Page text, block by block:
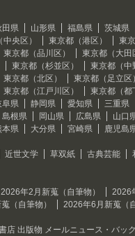
田県 山形県 福島県
茨城県
央区） 東京都（港区）
東
東京都（品川区）
東京都（大田
東京都（杉並区）
東京都（中
東京都（北区）
東京都（足立区
東京都（江戸川区）
東京都（都
阜県 静岡県 愛知県
三重県
島根県 岡山県 広島県
山口
本県 大分県 宮崎県
鹿児島
近世文学 草双紙 古典芸能
2026年2月新蒐（自筆物）
2026
（自筆物）
2026年6月新蒐（
店 出版物 メールニュース・バッ